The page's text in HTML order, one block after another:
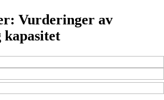
Vurderinger av
kapasitet